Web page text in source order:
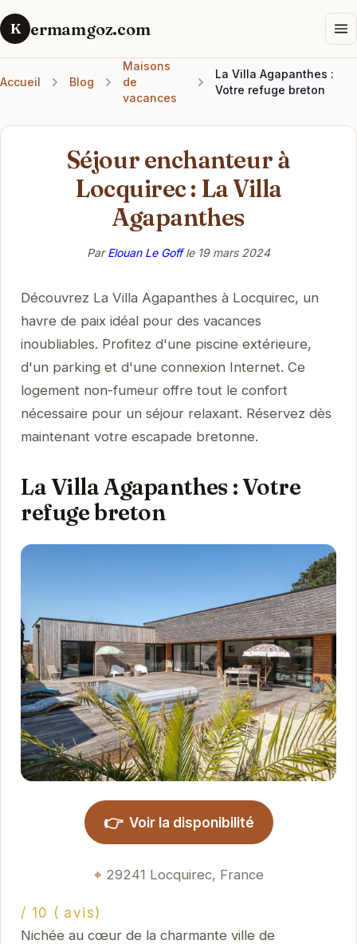
K ermamgoz.com
Accueil Blog
Maisons
de
vacances
La Villa Agapanthes :
Votre refuge breton
Séjour enchanteur à
Locquirec : La Villa
Agapanthes
ParElouan Le Goffle 19 mars 2024
Découvrez La Villa Agapanthes à Locquirec, un
havre de paix idéal pour des vacances
inoubliables. Profitez d'une piscine extérieure,
d'un parking et d'une connexion Internet. Ce
logement non-fumeur offre tout le confort
nécessaire pour un séjour relaxant. Réservez dès
maintenant votre escapade bretonne.
La Villa Agapanthes : Votre
refuge breton
👉 Voir la disponibilité
29241 Locquirec, France
/ 10 ( avis)
Nichée au cœur de la charmante ville de